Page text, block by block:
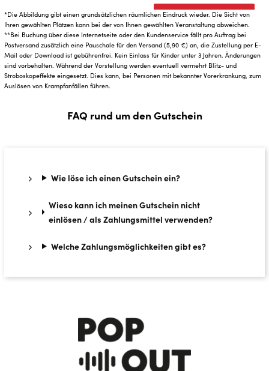
Gutschein kaufen
*Die Abbildung gibt einen grundsätzlichen räumlichen Eindruck wieder. Die Sicht von
Ihren gewählten Plätzen kann bei der von Ihnen gewählten Veranstaltung abweichen.
**Bei Buchung über diese Internetseite oder den Kundenservice fällt pro Auftrag bei
Postversand zusätzlich eine Pauschale für den Versand (5,90 €) an, die Zustellung per E-
Mail oder Download ist gebührenfrei. Kein Einlass für Kinder unter 3 Jahren. Änderungen
sind vorbehalten. Während der Vorstellung werden eventuell vermehrt Blitz- und
Stroboskopeffekte eingesetzt. Dies kann, bei Personen mit bekannter Vorerkrankung, zum
Auslösen von Krampfanfällen führen.
FAQ rund um den Gutschein
Wie löse ich einen Gutschein ein?
Wieso kann ich meinen Gutschein nicht
einlösen / als Zahlungsmittel verwenden?
Wel­che Zah­lungs­mög­lich­kei­ten gibt es?